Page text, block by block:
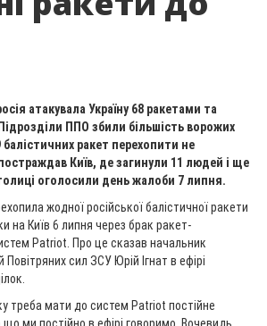
атакувала Україну 68 ракетами та
ППО збили більшість ворожих
ракет перехопити не
Київ, де загинули 11 людей і ще
оголосили день жалоби 7 липня.
жодної російської балістичної ракети
на Київ 6 липня через брак ракет-
Patriot. Про це сказав начальник
Повітряних сил ЗСУ Юрій Ігнат в ефірі
треба мати до систем Patriot постійне